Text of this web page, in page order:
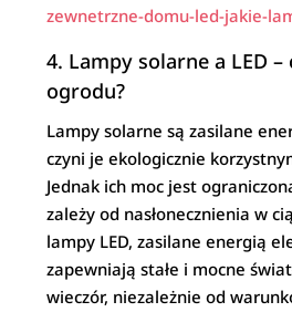
zewnetrzne-domu-led-jakie-
4. Lampy solarne a LED
ogrodu?
Lampy solarne są zasilane
czyni je ekologicznie
Jednak ich moc jest
zależy od nasłonecznienia w
lampy LED, zasilane energią
zapewniają stałe i mocne
wieczór, niezależnie od